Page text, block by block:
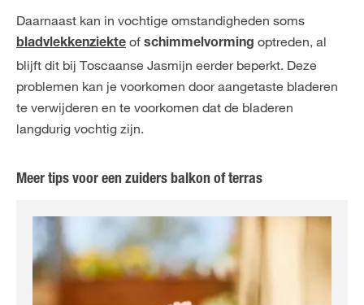
Daarnaast kan in vochtige omstandigheden soms
bladvlekkenziekte of schimmelvorming optreden, al
blijft dit bij Toscaanse Jasmijn eerder beperkt. Deze
problemen kan je voorkomen door aangetaste bladeren
te verwijderen en te voorkomen dat de bladeren
langdurig vochtig zijn.
Meer tips voor een zuiders balkon of terras